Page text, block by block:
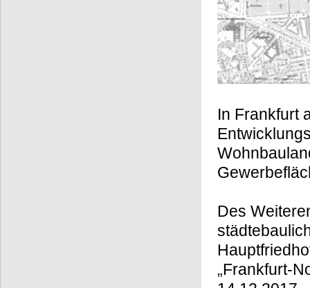
In Frankfurt
Des
„Frankfurt-